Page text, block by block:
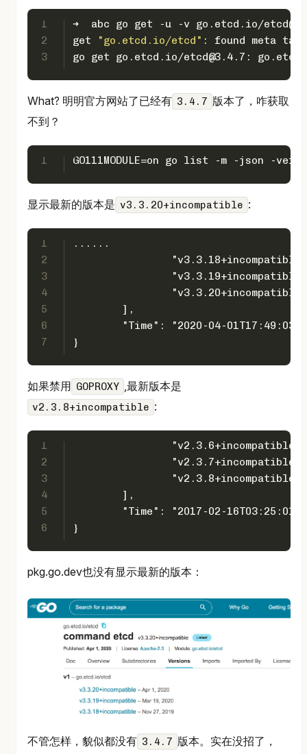
1
2
3
➜  abc go get -u -v go.etcd.io/
get
"go.etcd.io/etcd" : found meta
go get go.etcd.io/etcd@3.4.7:
What? 明明官方网站了已经有 3.4.7 版本了，咋获取
不到？
1 GO111MODULE=on go list -m -json -
显示最新的版本是 v3.3.20+incompatible :
1
2
3
4
5
6
7
......
		"v3.3.20+incompatible"
	],
	"Time": "2020-04-01T17:49:03Z"
}
如果禁用 GOPROXY ,最新版本是
v2.3.8+incompatible :
1
2
3
4
5
6
		"v2.3.6+incompatible",
		"v2.3.7+incompatible",
		"v2.3.8+incompatible"
	],
	"Time": "2017-02-16T03:25:01Z"
}
pkg.go.dev也没有显示最新的版本：
不管怎样，貌似都没有 3.4.7 版本。实在没招了，